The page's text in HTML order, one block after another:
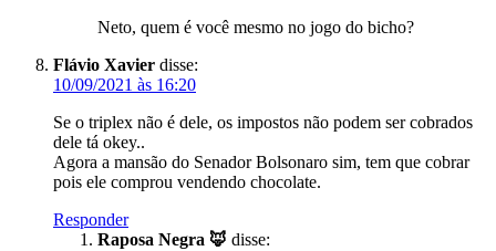
Neto, quem é você mesmo no jogo do bicho?
Flávio Xavier disse:
10/09/2021 às 16:20
Se o triplex não é dele, os impostos não podem ser cobrados
dele tá okey..
Agora a mansão do Senador Bolsonaro sim, tem que cobrar
pois ele comprou vendendo chocolate.
Responder
Raposa Negra 🦊 disse: